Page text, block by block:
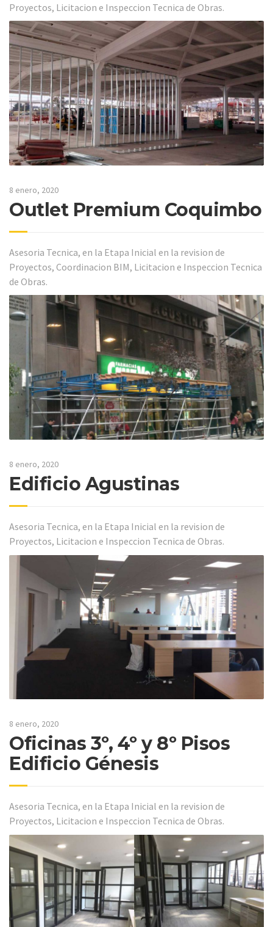
Proyectos, Licitacion e Inspeccion Tecnica de Obras.
8 enero, 2020
Outlet Premium Coquimbo
Asesoria Tecnica, en la Etapa Inicial en la revision de
Proyectos, Coordinacion BIM, Licitacion e Inspeccion Tecnica
de Obras.
8 enero, 2020
Edificio Agustinas
Asesoria Tecnica, en la Etapa Inicial en la revision de
Proyectos, Licitacion e Inspeccion Tecnica de Obras.
8 enero, 2020
Oficinas 3º, 4º y 8º Pisos
Edificio Génesis
Asesoria Tecnica, en la Etapa Inicial en la revision de
Proyectos, Licitacion e Inspeccion Tecnica de Obras.